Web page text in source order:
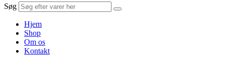
Søg
Hjem
Shop
Om os
Kontakt